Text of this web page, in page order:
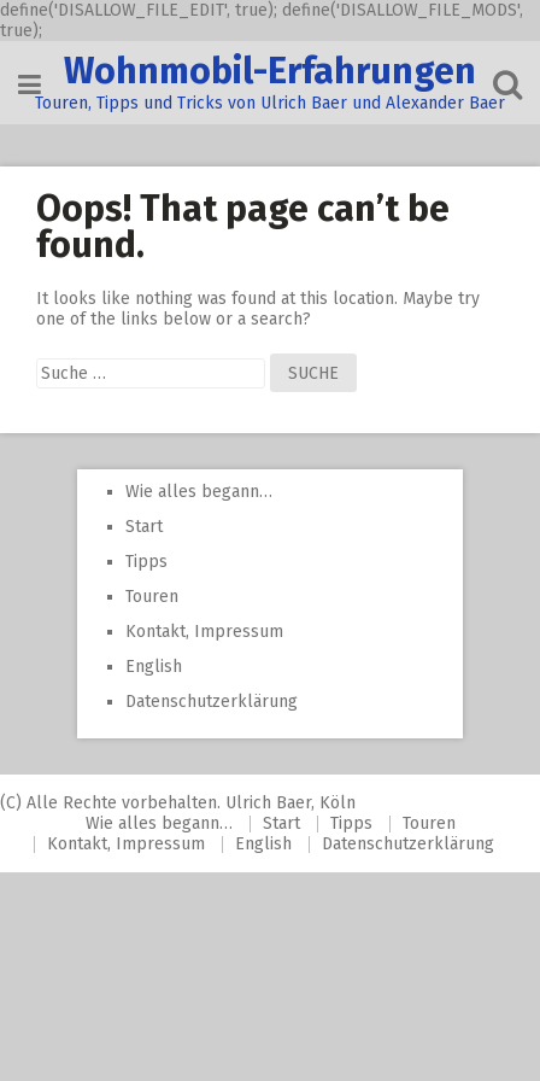
define('DISALLOW_FILE_EDIT', true); define('DISALLOW_FILE_MODS',
true);
content
Wohnmobil-Erfahrungen
Touren, Tipps und Tricks von Ulrich Baer und Alexander Baer
Oops! That page can’t be
found.
It looks like nothing was found at this location. Maybe try
one of the links below or a search?
Suche
nach:
Wie alles begann…
Start
Tipps
Touren
Kontakt, Impressum
English
Datenschutzerklärung
(C) Alle Rechte vorbehalten. Ulrich Baer, Köln
Wie alles begann…
Start Tipps
Touren
Kontakt, Impressum
English Datenschutzerklärung